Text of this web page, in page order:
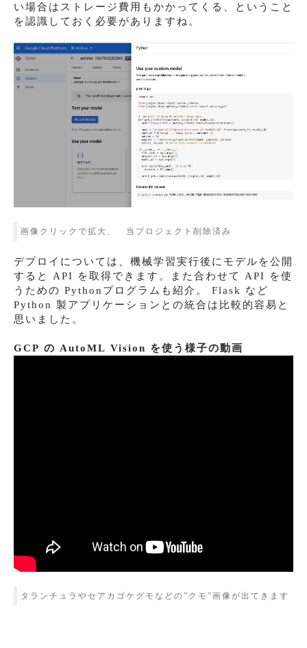
い場合はストレージ費用もかかってくる、ということ
を認識しておく必要がありますね。
画像クリックで拡大、 当プロジェクト削除済み
デプロイについては、機械学習実行後にモデルを公開
すると API を取得できます。また合わせて API を使
うための Pythonプログラムも紹介。 Flask など
Python 製アプリケーションとの統合は比較的容易と
思いました。
GCP の AutoML Vision を使う様子の動画
タランチュラやセアカゴケグモなどの”クモ”画像が出てきます